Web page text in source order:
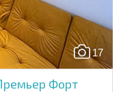
17
Форт